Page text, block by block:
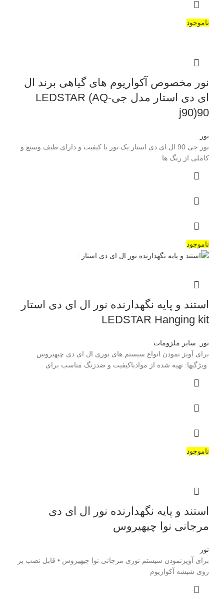
ناموجود
نور مخصوص آکواریوم های گیاهی برند ال
ای دی استار مدل جیLEDSTAR (AQ-
j90)90
نور
نور جی 90 ال ای دی استار یک نور با کیفیت و دارای طیف وسیع و
کاملی از رنگ ها
ناموجود
استند و پایه نگهدارنده نور ال ای دی استار
LEDSTAR Hanging kit
نور
سایر ملزومات
برای آویز نمودن انواع سیستم های نوری ال ای دی چیهیروس
ویژگیها: تهیه شده از موادباکیفیت و ضدزنگ مناسب برای
ناموجود
استند و پایه نگهدارنده نور ال ای دی
مرجانی نوا چیهیروس
نور
برای آویزنمودن سیستم نوری مرجانی نوا چیهیروس • قابل نصب بر
روی شیشه آکواریوم